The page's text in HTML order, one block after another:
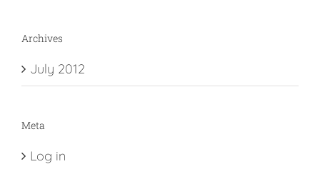
Archives
July 2012
Meta
Log in